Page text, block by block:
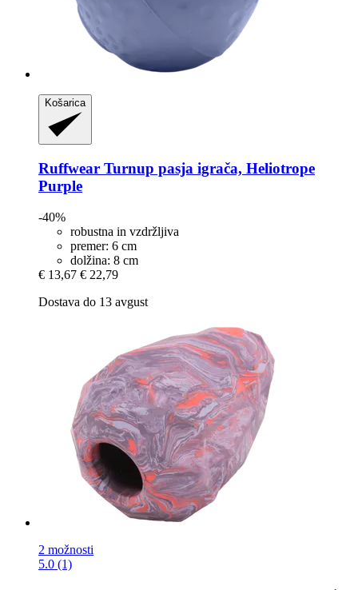
Košarica
Ruffwear Turnup pasja igrača, Heliotrope
Purple
-40%
robustna in vzdržljiva
premer: 6 cm
dolžina: 8 cm
€ 13,67 € 22,79
Dostava do 13 avgust
2 možnosti
5.0 (1)